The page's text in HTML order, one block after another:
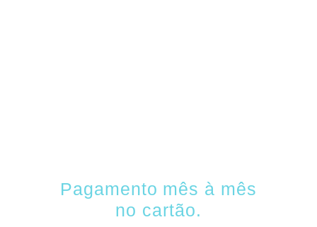
Pagamento mês à mês
no cartão.